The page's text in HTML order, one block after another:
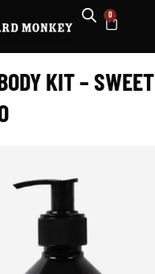
0
VARUKORG
KIT – SWEET